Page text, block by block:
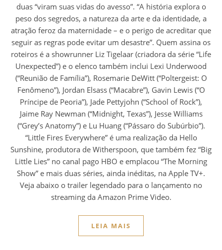
duas “viram suas vidas do avesso”. “A história explora o
peso dos segredos, a natureza da arte e da identidade, a
atração feroz da maternidade – e o perigo de acreditar que
seguir as regras pode evitar um desastre”. Quem assina os
roteiros é a showrunner Liz Tigelaar (criadora da série “Life
Unexpected”) e o elenco também inclui Lexi Underwood
(“Reunião de Família”), Rosemarie DeWitt (“Poltergeist: O
Fenômeno”), Jordan Elsass (“Macabre”), Gavin Lewis (“O
Príncipe de Peoria”), Jade Pettyjohn (“School of Rock”),
Jaime Ray Newman (“Midnight, Texas”), Jesse Williams
(“Grey’s Anatomy”) e Lu Huang (“Pássaro do Subúrbio”).
“Little Fires Everywhere” é uma realização da Hello
Sunshine, produtora de Witherspoon, que também fez “Big
Little Lies” no canal pago HBO e emplacou “The Morning
Show” e mais duas séries, ainda inéditas, na Apple TV+.
Veja abaixo o trailer legendado para o lançamento no
streaming da Amazon Prime Video.
LEIA MAIS